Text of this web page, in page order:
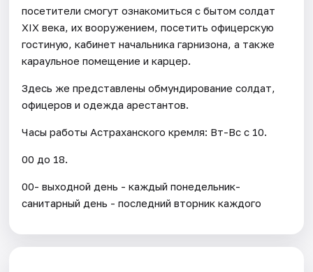
посетители смогут ознакомиться с бытом солдат
XIX века, их вооружением, посетить офицерскую
гостиную, кабинет начальника гарнизона, а также
караульное помещение и карцер.
Здесь же представлены обмундирование солдат,
офицеров и одежда арестантов.
Часы работы Астраханского кремля: Вт-Вс с 10.
00 до 18.
00- выходной день - каждый понедельник-
санитарный день - последний вторник каждого